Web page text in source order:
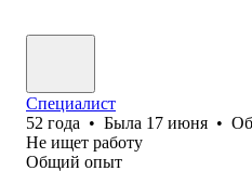
Специалист
52 года • Была 17 июня •
Не ищет работу
Общий опыт